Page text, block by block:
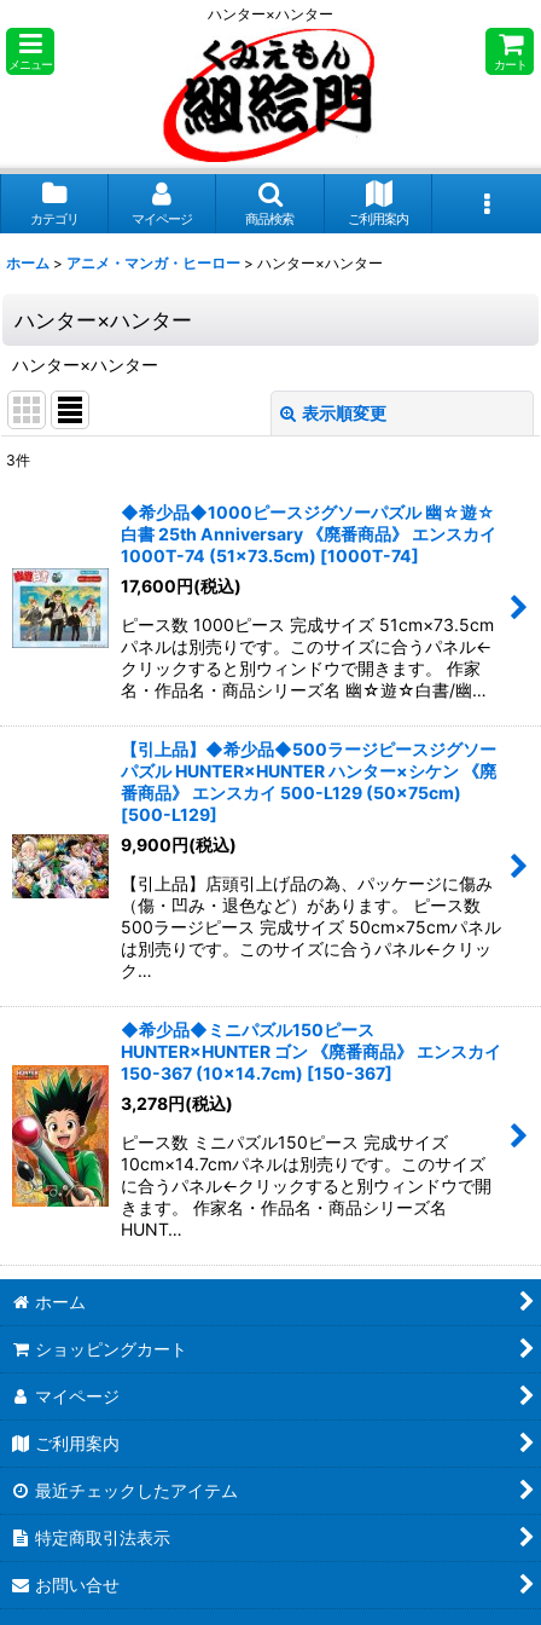
ハンター×ハンター
メニュー カート
カテゴリ マイページ 商品検索 ご利用案内
ホーム > アニメ・マンガ・ヒーロー > ハンター×ハンター
ハンター×ハンター
ハンター×ハンター
表示順変更
絞り込む
3件
◆希少品◆1000ピースジグソーパズル 幽☆遊☆
白書 25th Anniversary 《廃番商品》 エンスカイ
1000T-74 (51×73.5cm) [1000T-74]
17,600円(税込)
ピース数 1000ピース 完成サイズ 51cm×73.5cm
パネルは別売りです。このサイズに合うパネル←
クリックすると別ウィンドウで開きます。 作家
名・作品名・商品シリーズ名 幽☆遊☆白書/幽…
【引上品】◆希少品◆500ラージピースジグソー
パズル HUNTER×HUNTER ハンター×シケン 《廃
番商品》 エンスカイ 500-L129 (50×75cm)
[500-L129]
9,900円(税込)
【引上品】店頭引上げ品の為、パッケージに傷み
（傷・凹み・退色など）があります。 ピース数
500ラージピース 完成サイズ 50cm×75cmパネル
は別売りです。このサイズに合うパネル←クリッ
ク…
◆希少品◆ミニパズル150ピース
HUNTER×HUNTER ゴン 《廃番商品》 エンスカイ
150-367 (10×14.7cm) [150-367]
3,278円(税込)
ピース数 ミニパズル150ピース 完成サイズ
10cm×14.7cmパネルは別売りです。このサイズ
に合うパネル←クリックすると別ウィンドウで開
きます。 作家名・作品名・商品シリーズ名
HUNT…
ホーム
ショッピングカート
マイページ
ご利用案内
最近チェックしたアイテム
特定商取引法表示
お問い合せ